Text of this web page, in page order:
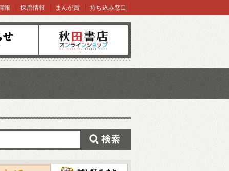
オンラインショップ
報 採用情報 まんが賞 持ち込み窓口